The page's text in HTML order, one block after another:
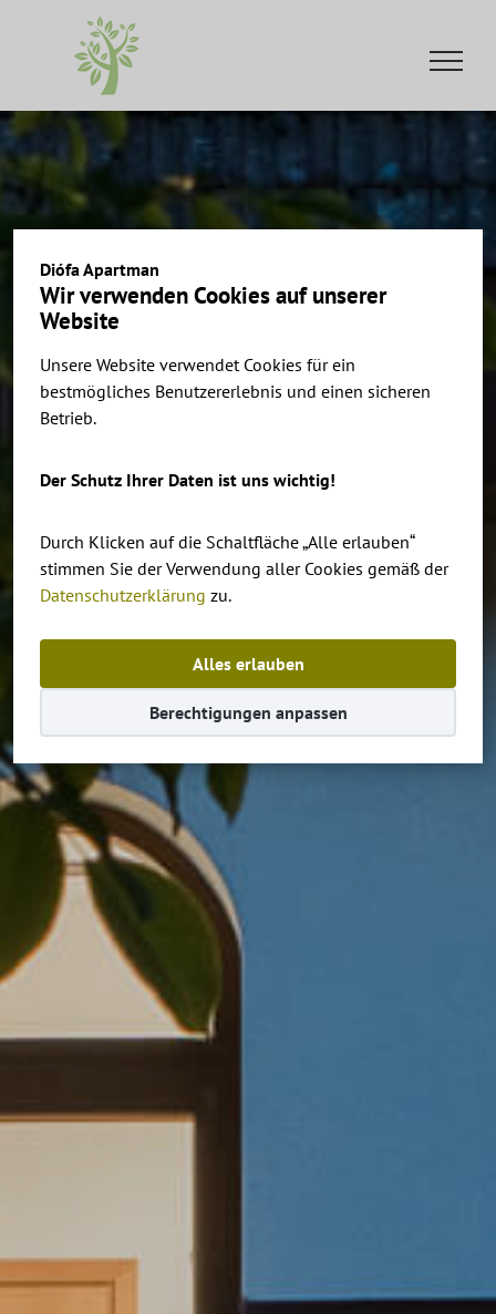
Diófa Apartman
Wir verwenden Cookies auf unserer
Website
Unsere Website verwendet Cookies für ein
bestmögliches Benutzererlebnis und einen sicheren
Betrieb.
Der Schutz Ihrer Daten ist uns wichtig!
Durch Klicken auf die Schaltfläche „Alle erlauben“
stimmen Sie der Verwendung aller Cookies gemäß der
Datenschutzerklärung zu.
Alles erlauben
Berechtigungen anpassen